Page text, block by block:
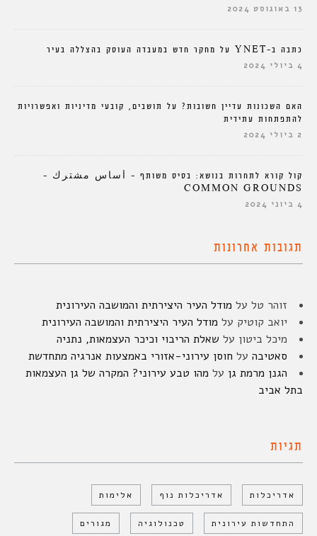
13 באוגוסט 2024
כתבה ב-YNET על מחקר חדש במעבדה העוסק בהצללה בעיר
4 ביולי 2024
האם השכונות עדיין חשובות? על תושבים, קובעי מדיניות ואפשרויות
להתפתחות עתידית
2 ביולי 2024
קול קורא לתחרות בנושא: בסיס משותף – أساس مشترك –
COMMON GROUNDS
4 ביוני 2024
תגובות אחרונות
זוהר טל על מודל העיר היצירתית והמושבה העירונית
יואב קוטיק על מודל העיר היצירתית והמושבה העירונית
מיכל ביטון על שאלת הריבוי וכיכר העצמאות, נתניה
סאטיבה על חוסן עירוני-אזורי באמצעות אנרגיה מתחדשת
הגנן מרמת גן על מהו טבע עירוני? המקרה של גן העצמאות
בתל אביב
תגיות
אדריכלות אדריכלות נוף אלימות
התחדשות עירונית טכנולוגיה מגורים